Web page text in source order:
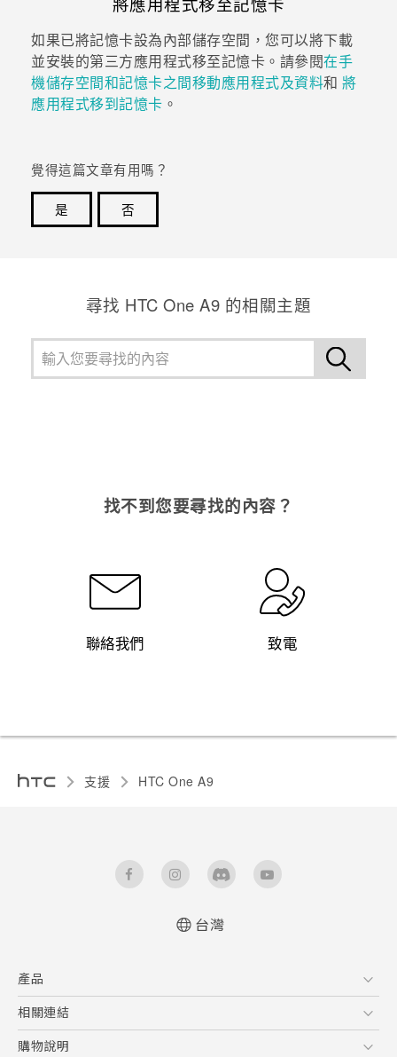
如果已將記憶卡設為內部儲存空間，您可以將下載
並安裝的第三方應用程式移至記憶卡。請參閱在手
機儲存空間和記憶卡之間移動應用程式及資料和 將
應用程式移到記憶卡 。
覺得這篇文章有用嗎？
是
否
尋找 HTC One A9 的相關主題
找不到您要尋找的內容？
聯絡我們 致電
支援 HTC One A9‎
台灣
產品
5G
智慧型手機
相關連結
HTC Research
購物說明